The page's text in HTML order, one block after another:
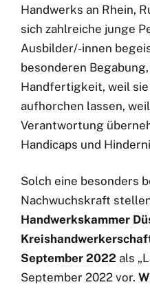
Handwerks an Rhein,
sich zahlreiche junge
Ausbilder/-innen
besonderen
Handfertigkeit, weil
aufhorchen lassen,
Verantwortung
Handicaps und
Solch eine besonders
Nachwuchskraft
Handwerkskammer
September 2022 als
September 2022 vor.